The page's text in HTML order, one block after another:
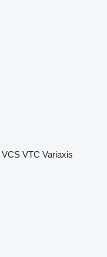
VCS VTC Variaxis